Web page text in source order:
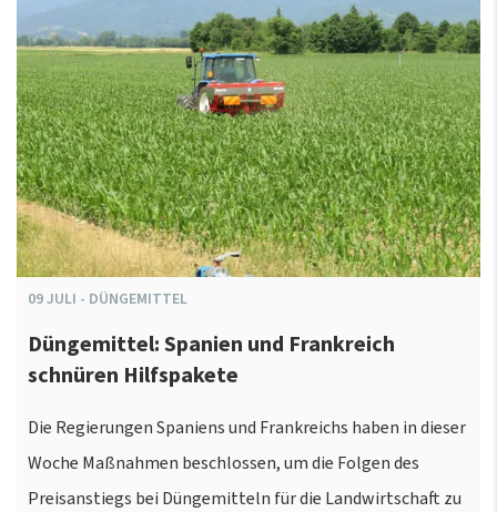
09JULI - DÜNGEMITTEL
Düngemittel: Spanien und Frankreich
schnüren Hilfspakete
Die Regierungen Spaniens und Frankreichs haben in dieser
Woche Maßnahmen beschlossen, um die Folgen des
Preisanstiegs bei Düngemitteln für die Landwirtschaft zu